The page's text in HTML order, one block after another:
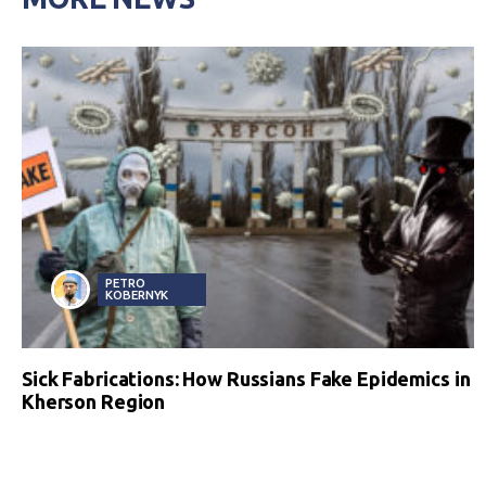
PETRO
KOBERNYK
Sick Fabrications: How Russians Fake Epidemics in
Kherson Region